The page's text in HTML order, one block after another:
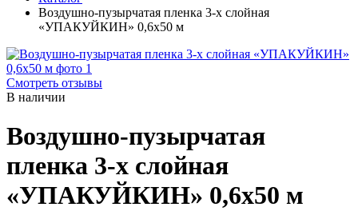
Воздушно-пузырчатая пленка 3-х слойная
«УПАКУЙКИН» 0,6х50 м
Смотреть отзывы
В наличии
Воздушно-пузырчатая
пленка 3-х слойная
«УПАКУЙКИН» 0,6х50 м